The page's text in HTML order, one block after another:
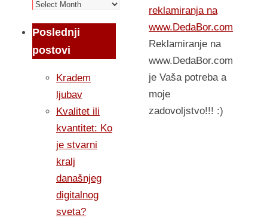
Arhiva
Poslednji
postovi
Kradem
ljubav
Kvalitet ili
kvantitet: Ko
je stvarni
kralj
današnjeg
digitalnog
sveta?
reklamiranja na
www.DedaBor.com
Reklamiranje na
www.DedaBor.com
je Vaša potreba a
moje
zadovoljstvo!!! :)